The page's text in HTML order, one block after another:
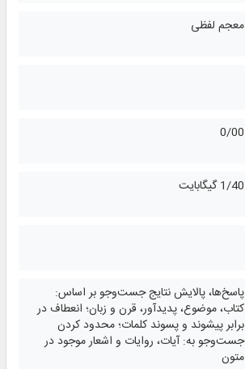
معجم لفظی
0/00
1/40 گیگابایت
پاسخ‌ها، پالایش نتایج جست‌وجو بر اساس:
کتاب، موضوع، پدیدآور، قرن و زبان؛ انعطاف در
برابر پیشوند و پسوند کلمات؛ محدود کردن
جست‌وجو به: آیات، روایات و اشعار موجود در
متون